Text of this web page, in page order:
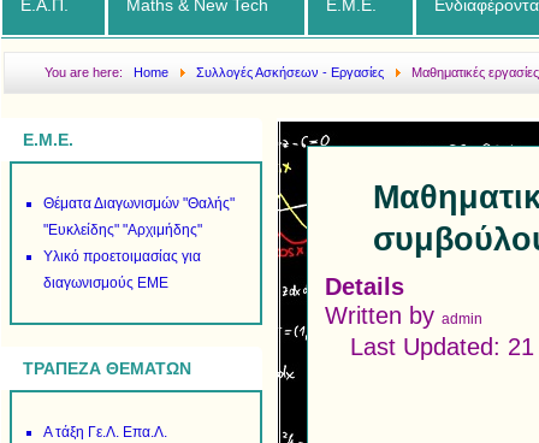
Ε.Α.Π. Maths & New Tech Ε.Μ.Ε.
You are here:Home Συλλογές Ασκήσεων - Εργασίες
Μαθηματικές
Πρόδρομου Ελευθερίου
Ε.Μ.Ε.
Θέματα Διαγωνισμών "Θαλής"
"Ευκλείδης" "Αρχιμήδης"
Υλικό προετοιμασίας για
διαγωνισμούς ΕΜΕ
ΤΡΑΠΕΖΑ ΘΕΜΑΤΩΝ
Α τάξη Γε.Λ. Επα.Λ.
Details
Written byadmin
Last Updated: